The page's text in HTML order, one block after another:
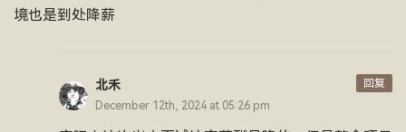
境也是到处降薪
北禾
December 12th, 2024 at 05:26 pm
回复